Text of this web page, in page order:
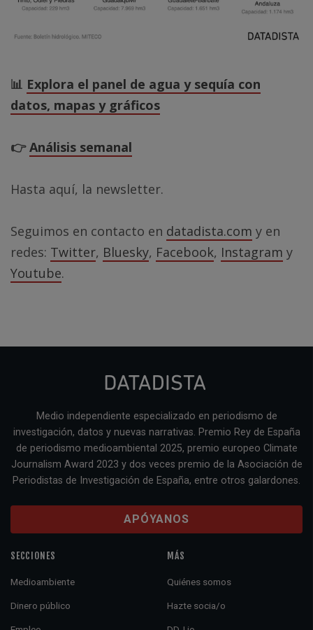
📊 Explora el panel de agua y sequía con
datos, mapas y gráficos
👉Análisis semanal
Hasta aquí, la newsletter.
Seguimos en contacto en datadista.com y en
redes: Twitter, Bluesky, Facebook, Instagram y
Youtube.
Medio independiente especializado en periodismo de
investigación, datos y nuevas narrativas. Premio Rey de España
de periodismo medioambiental 2025, premio europeo Climate
Journalism Award 2023 y dos veces premio de la Asociación de
Periodistas de Investigación de España, entre otros galardones.
APÓYANOS
SECCIONES
Medioambiente
Dinero público
MÁS
Quiénes somos
Hazte socia/o